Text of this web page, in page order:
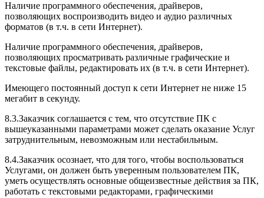
Наличие программного обеспечения, драйверов,
позволяющих воспроизводить видео и аудио различных
форматов (в т.ч. в сети Интернет).
Наличие программного обеспечения, драйверов,
позволяющих просматривать различные графические и
текстовые файлы, редактировать их (в т.ч. в сети Интернет).
Имеющего постоянный доступ к сети Интернет не ниже 15
мегабит в секунду.
8.3.Заказчик соглашается с тем, что отсутствие ПК с
вышеуказанными параметрами может сделать оказание Услуг
затруднительным, невозможным или нестабильным.
8.4.Заказчик осознает, что для того, чтобы воспользоваться
Услугами, он должен быть уверенным пользователем ПК,
уметь осуществлять основные общеизвестные действия за ПК,
работать с текстовыми редакторами, графическими